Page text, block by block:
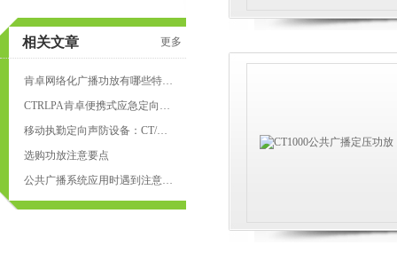
更多
相关文章
肯卓网络化广播功放有哪些特点？
CTRLPA肯卓便携式应急定向强声系统优势介绍
移动执勤定向声防设备：CT/SR328A应急广播声波驱散系统
选购功放注意要点
公共广播系统应用时遇到注意什么？